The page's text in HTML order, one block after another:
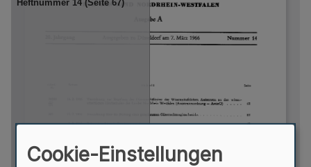
Cookie-Einstellungen